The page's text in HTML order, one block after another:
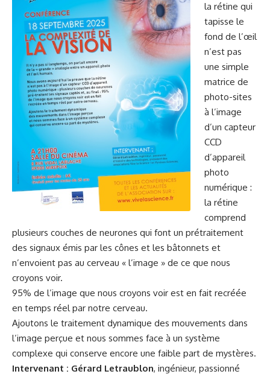
la rétine qui
tapisse le
fond de l’œil
n’est pas
une simple
matrice de
photo-sites
à l’image
d’un capteur
CCD
d’appareil
photo
numérique :
la rétine
comprend
plusieurs couches de neurones qui font un prétraitement
des signaux émis par les cônes et les bâtonnets et
n’envoient pas au cerveau « l’image » de ce que nous
croyons voir.
95% de l’image que nous croyons voir est en fait recréée
en temps réel par notre cerveau.
Ajoutons le traitement dynamique des mouvements dans
l’image perçue et nous sommes face à un système
complexe qui conserve encore une faible part de mystères.
Intervenant : Gérard Letraublon, ingénieur, passionné